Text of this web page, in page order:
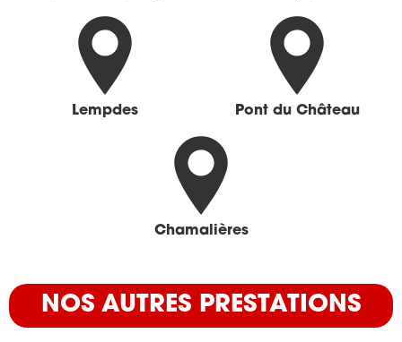
Lempdes Pont du Château
Chamalières
NOS AUTRES PRESTATIONS